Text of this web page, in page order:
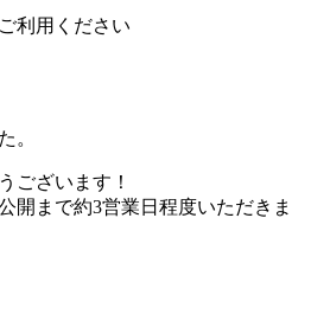
利用ください
。
ございます！
開まで約3営業日程度いただきま